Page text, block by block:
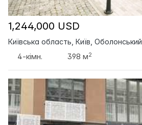
1,244,000 USD
Київська область, Київ, Оболонський
4-кімн.
398 м2